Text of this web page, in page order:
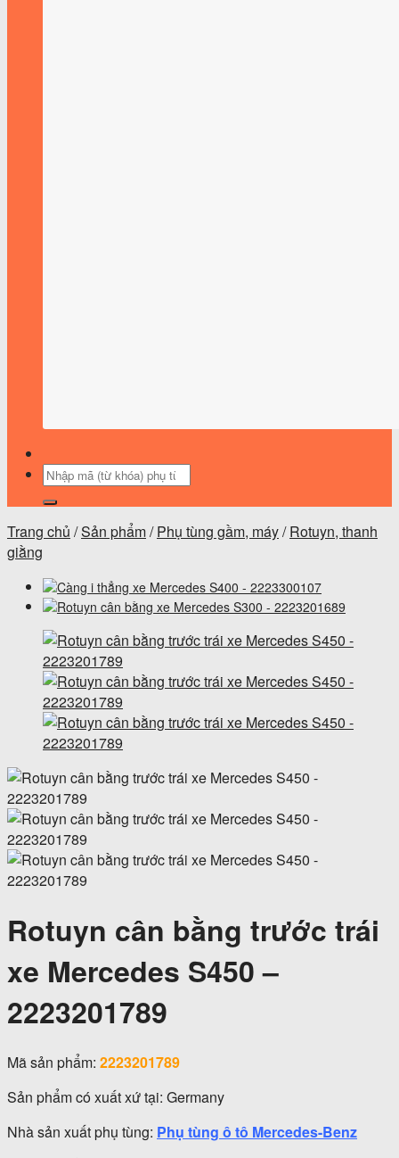
Tìm
Trang chủ /Sản phẩm/ Phụ tùng gầm, máy/ Rotuyn, thanh
giằng
Rotuyn cân bằng trước trái
xe Mercedes S450 –
2223201789
Mã sản phẩm: 2223201789
Sản phẩm có xuất xứ tại: Germany
Nhà sản xuất phụ tùng: Phụ tùng ô tô Mercedes-Benz